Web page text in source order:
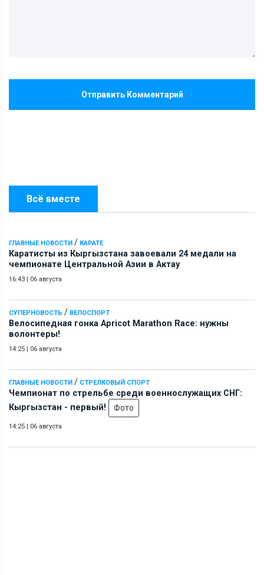
Всё вместе
ГЛАВНЫЕ НОВОСТИ / КАРАТЕ
Каратисты из Кыргызстана завоевали 24 медали на
чемпионате Центральной Азии в Актау
16:43 | 06 августа
СУПЕРНОВОСТЬ / ВЕЛОСПОРТ
Велосипедная гонка Apricot Marathon Race: нужны
волонтеры!
14:25 | 06 августа
ГЛАВНЫЕ НОВОСТИ / СТРЕЛКОВЫЙ СПОРТ
Чемпионат по стрельбе среди военнослужащих СНГ:
Кыргызстан - первый!
Фото
14:25 | 06 августа
Отправить Комментарий